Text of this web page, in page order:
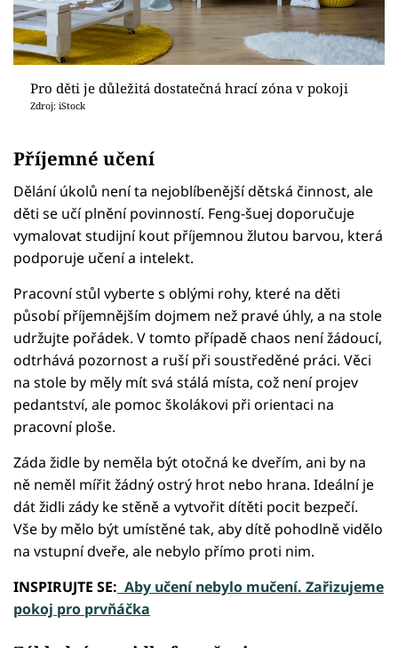
Pro děti je důležitá dostatečná hrací zóna v pokoji
Zdroj: iStock
Příjemné učení
Dělání úkolů není ta nejoblíbenější dětská činnost, ale
děti se učí plnění povinností. Feng-šuej doporučuje
vymalovat studijní kout příjemnou žlutou barvou, která
podporuje učení a intelekt.
Pracovní stůl vyberte s oblými rohy, které na děti
působí příjemnějším dojmem než pravé úhly, a na stole
udržujte pořádek. V tomto případě chaos není žádoucí,
odtrhává pozornost a ruší při soustředěné práci. Věci
na stole by měly mít svá stálá místa, což není projev
pedantství, ale pomoc školákovi při orientaci na
pracovní ploše.
Záda židle by neměla být otočná ke dveřím, ani by na
ně neměl mířit žádný ostrý hrot nebo hrana. Ideální je
dát židli zády ke stěně a vytvořit dítěti pocit bezpečí.
Vše by mělo být umístěné tak, aby dítě pohodlně vidělo
na vstupní dveře, ale nebylo přímo proti nim.
INSPIRUJTE SE: Aby učení nebylo mučení. Zařizujeme
pokoj pro prvňáčka